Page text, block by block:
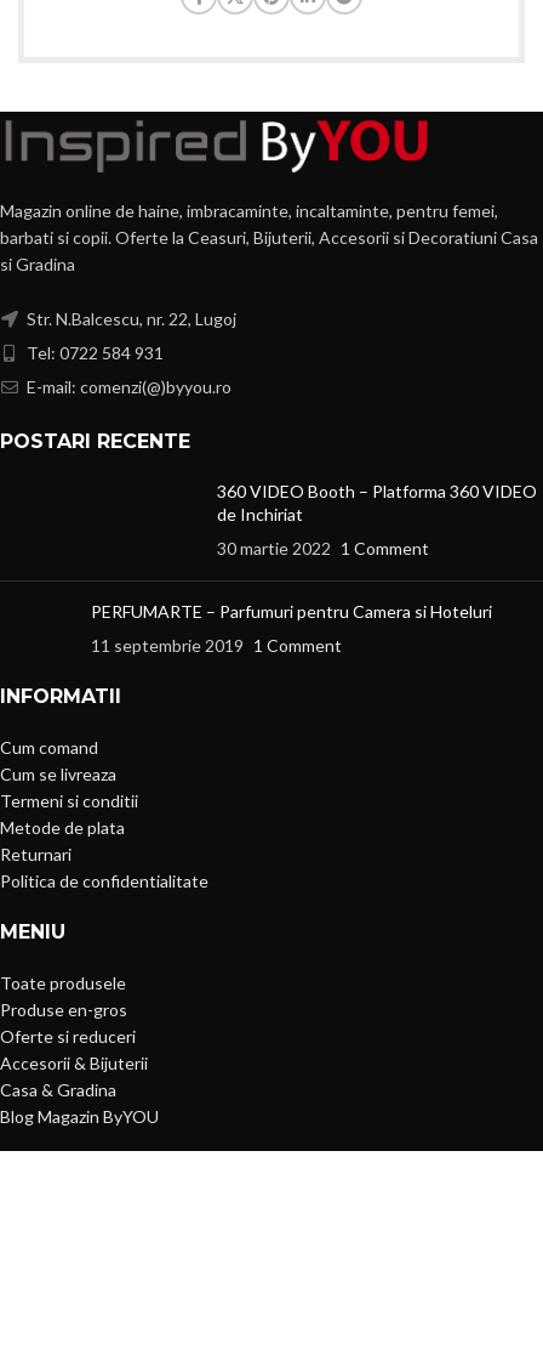
Magazin online de haine, imbracaminte, incaltaminte, pentru femei,
barbati si copii. Oferte la Ceasuri, Bijuterii, Accesorii si Decoratiuni Casa
si Gradina
Str. N.Balcescu, nr. 22, Lugoj
Tel: 0722 584 931
E-mail: comenzi(@)byyou.ro
POSTARI RECENTE
360 VIDEO Booth – Platforma 360 VIDEO
de Inchiriat
30 martie 2022 1 Comment
PERFUMARTE – Parfumuri pentru Camera si Hoteluri
11 septembrie 2019 1 Comment
INFORMATII
Cum comand
Cum se livreaza
Termeni si conditii
Metode de plata
Returnari
Politica de confidentialitate
MENIU
Toate produsele
Produse en-gros
Oferte si reduceri
Accesorii & Bijuterii
Casa & Gradina
Blog Magazin ByYOU